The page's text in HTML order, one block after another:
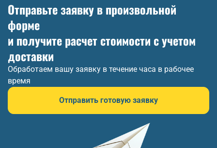
Отправьте заявку в произвольной
форме
и получите расчет стоимости с учетом
доставки
Обработаем вашу заявку в течение часа в рабочее
время
Отправить готовую заявку